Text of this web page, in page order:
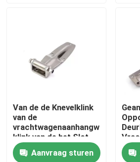
Incoloy 800 H
Hastelloy C 22
Hastelloy C 276
Van de de Knevelklink
van de
vrachtwagenaanhangwagen
klink van de het Slot
de op zwaar werk
berekende knevel
Aanvraag sturen
Zij